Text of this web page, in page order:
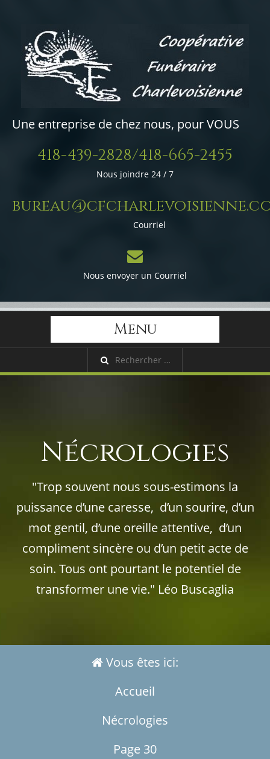
Une entreprise de chez nous, pour VOUS
418-439-2828/418-665-2455
Nous joindre 24 / 7
Courriel
Nous envoyer un Courriel
Menu
Nécrologies
"Trop souvent nous sous-estimons la
puissance d’une caresse, d’un sourire, d’un
mot gentil, d’une oreille attentive, d’un
compliment sincère ou d’un petit acte de
soin. Tous ont pourtant le potentiel de
transformer une vie." Léo Buscaglia
Vous êtes ici:
Accueil
Nécrologies
Page 30